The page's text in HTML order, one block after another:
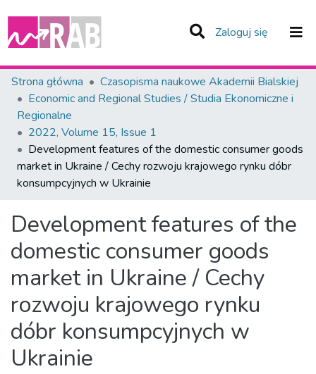
Zaloguj się (current)
Zespoły i Kolekcje
Statystyka
Całe Repozytorium
Strona główna
Czasopisma naukowe Akademii Bialskiej
Economic and Regional Studies / Studia Ekonomiczne i
Regionalne
2022, Volume 15, Issue 1
Development features of the domestic consumer goods
market in Ukraine / Cechy rozwoju krajowego rynku dóbr
konsumpcyjnych w Ukrainie
Development features of the
domestic consumer goods
market in Ukraine / Cechy
rozwoju krajowego rynku
dóbr konsumpcyjnych w
Ukrainie